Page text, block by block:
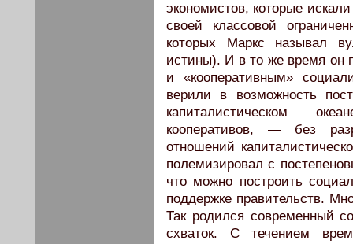
экономистов, которые
своей классовой
которых Маркс называл
истины). И в то же время он
и «кооперативным»
верили в возможность
капиталистическом
кооперативов, — без
отношений
полемизировал с
что можно построить
поддержке правительств.
Так родился современный
схваток. С течением